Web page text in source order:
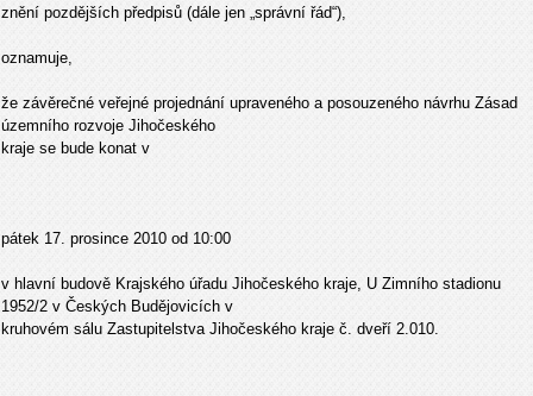
znění pozdějších předpisů (dále jen „správní řád“),
oznamuje,
že závěrečné veřejné projednání upraveného a posouzeného návrhu Zásad
územního rozvoje Jihočeského
kraje se bude konat v
pátek 17. prosince 2010 od 10:00
v hlavní budově Krajského úřadu Jihočeského kraje, U Zimního stadionu
1952/2 v Českých Budějovicích v
kruhovém sálu Zastupitelstva Jihočeského kraje č. dveří 2.010.